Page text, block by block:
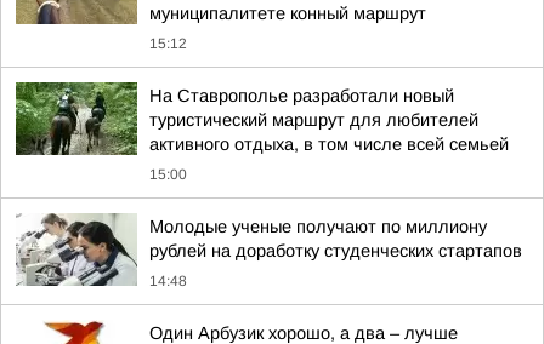
муниципалитете конный маршрут
15:12
На Ставрополье разработали новый
туристический маршрут для любителей
активного отдыха, в том числе всей семьей
15:00
Молодые ученые получают по миллиону
рублей на доработку студенческих стартапов
14:48
Один Арбузик хорошо, а два – лучше